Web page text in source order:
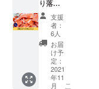
り落と
し 1kg
をお届
けしま
す。 ※
送料込
みのお
値段で
す。
支援
者：
6人
お届
け予
定：
2021
年11
月
こ